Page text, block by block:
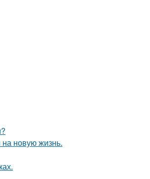
новую жизнь.